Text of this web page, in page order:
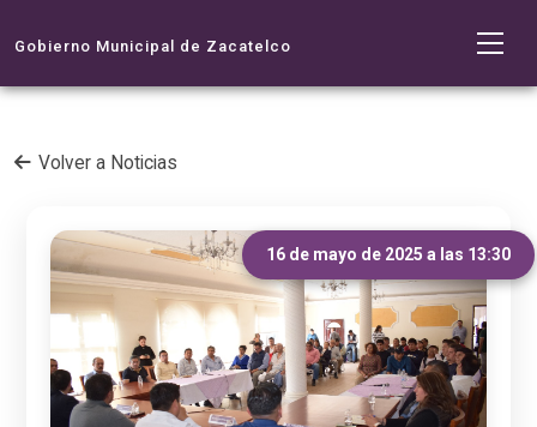
Gobierno Municipal de Zacatelco
Volver a Noticias
16 de mayo de 2025 a las 13:30